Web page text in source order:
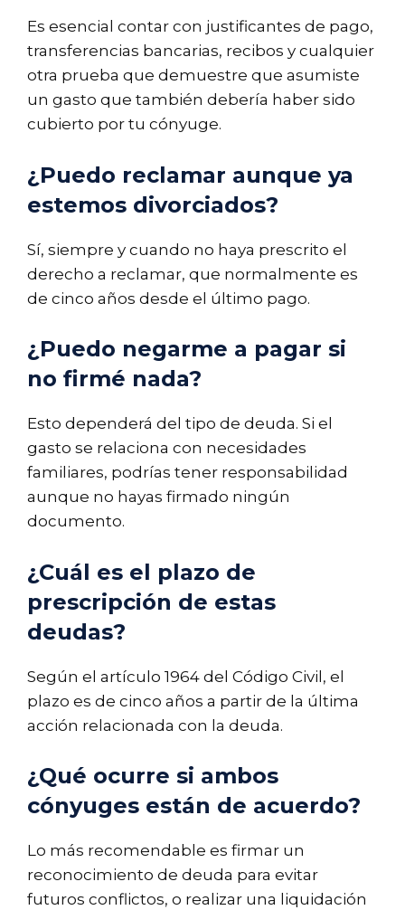
Es esencial contar con justificantes de pago,
transferencias bancarias, recibos y cualquier
otra prueba que demuestre que asumiste
un gasto que también debería haber sido
cubierto por tu cónyuge.
¿Puedo reclamar aunque ya
estemos divorciados?
Sí, siempre y cuando no haya prescrito el
derecho a reclamar, que normalmente es
de cinco años desde el último pago.
¿Puedo negarme a pagar si
no firmé nada?
Esto dependerá del tipo de deuda. Si el
gasto se relaciona con necesidades
familiares, podrías tener responsabilidad
aunque no hayas firmado ningún
documento.
¿Cuál es el plazo de
prescripción de estas
deudas?
Según el artículo 1964 del Código Civil, el
plazo es de cinco años a partir de la última
acción relacionada con la deuda.
¿Qué ocurre si ambos
cónyuges están de acuerdo?
Lo más recomendable es firmar un
reconocimiento de deuda para evitar
futuros conflictos, o realizar una liquidación